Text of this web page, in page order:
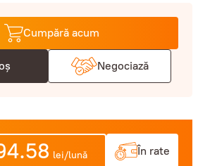
Cumpără acum
Negociază
lei/lună În rate